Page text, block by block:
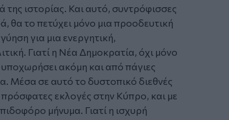
ιστορίας. Και αυτό, συντρόφισσες
θα το πετύχει μόνο μια προοδευτική
για μια ενεργητική,
Γιατί η Νέα Δημοκρατία, όχι μόνο
ακόμη και από πάγιες
Μέσα σε αυτό το δυστοπικό διεθνές
εκλογές στην Κύπρο, και με
μήνυμα. Γιατί η ισχυρή